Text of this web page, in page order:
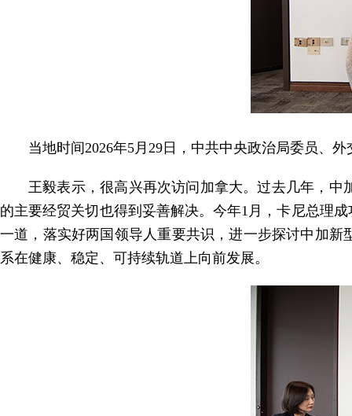
当地时间2026年5月29日，中共中央政治局委员、
王毅表示，很高兴再次访问加拿大。过去几年，
的主要经贸关切也得到妥善解决。今年1月，卡尼总理
一道，落实好两国领导人重要共识，进一步探讨中加
系在健康、稳定、可持续轨道上向前发展。